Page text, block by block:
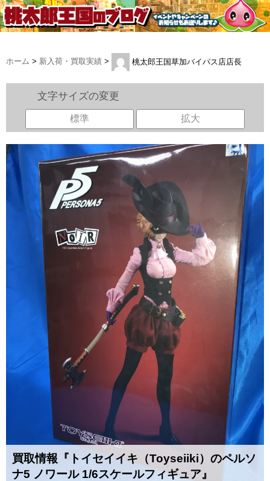
ホーム > 新入荷・買取実績 > 桃太郎王国草加バイパス店店長
文字サイズの変更
標準 拡大
買取情報『トイセイイキ（Toyseiiki）のペルソ
ナ5 ​ノワール ​1/6スケールフィギュア』